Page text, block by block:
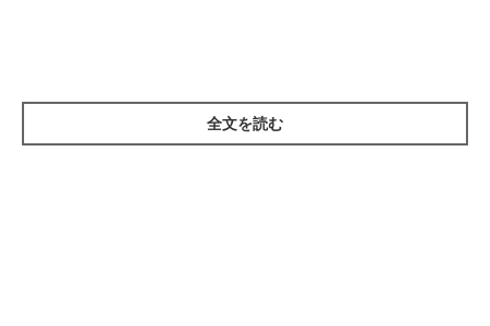
そして最後には並んでくつろいだりしちゃいます。
徐々に距離が近づいている2頭なのでした。
全文を読む